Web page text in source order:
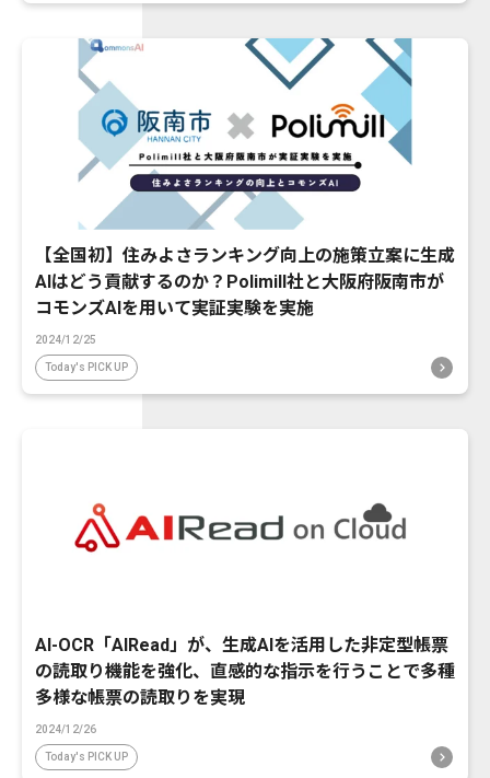
【全国初】住みよさランキング向上の施策立案に生成
AIはどう貢献するのか？Polimill社と大阪府阪南市が
コモンズAIを用いて実証実験を実施
2024/12/25
Today's PICK UP
AI-OCR「AIRead」が、生成AIを活用した非定型帳票
の読取り機能を強化、直感的な指示を行うことで多種
多様な帳票の読取りを実現
2024/12/26
Today's PICK UP